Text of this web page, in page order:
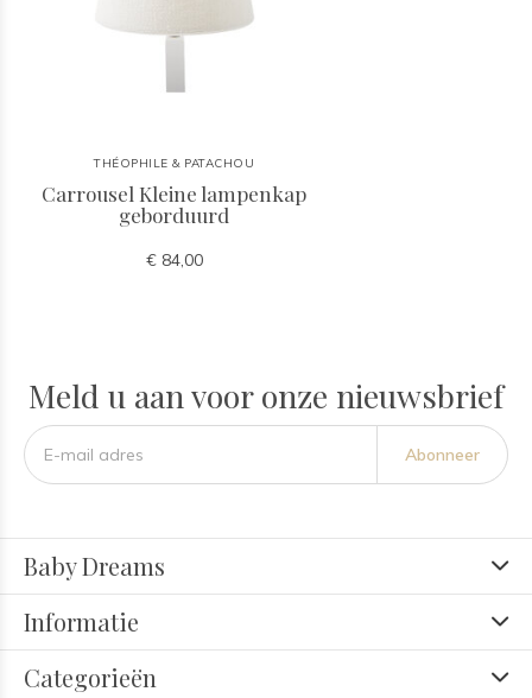
THÉOPHILE & PATACHOU
Carrousel Kleine lampenkap
geborduurd
€ 84,00
Meld u aan voor onze nieuwsbrief
Abonneer
Baby Dreams
Informatie
Categorieën